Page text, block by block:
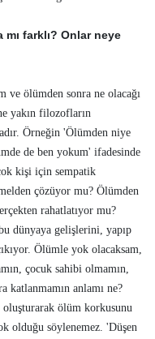
farklı? Onlar neye
ölümden sonra ne olacağı
yakın filozofların
Örneğin 'Ölümden niye
de ben yokum' ifadesinde
kişi için sempatik
çözüyor mu? Ölümden
rahatlatıyor mu?
dünyaya gelişlerini, yapıp
Ölümle yok olacaksam,
çocuk sahibi olmamın,
katlanmamın anlamı ne?
oluşturarak ölüm korkusunu
olduğu söylenemez. 'Düşen